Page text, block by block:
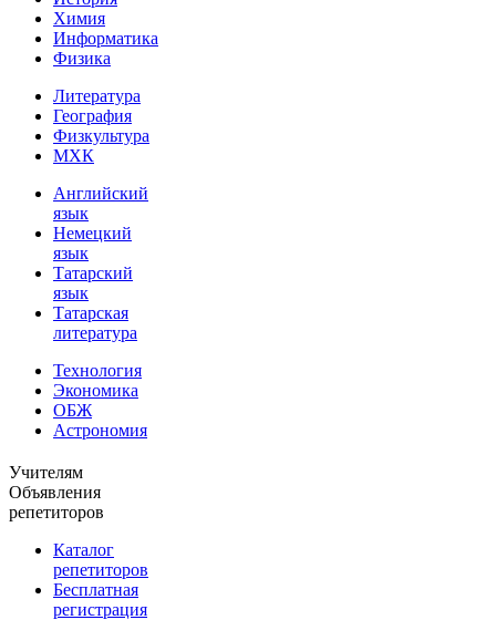
Химия
Информатика
Физика
Литература
География
Физкультура
МХК
Английский
язык
Немецкий
язык
Татарский
язык
Татарская
литература
Технология
Экономика
ОБЖ
Астрономия
Учителям
Объявления
репетиторов
Каталог
репетиторов
Бесплатная
регистрация